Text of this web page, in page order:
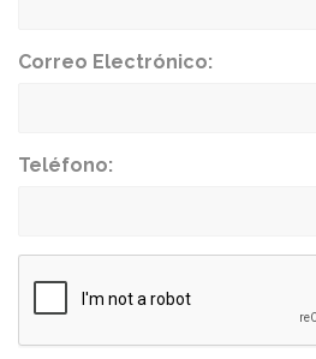
Correo Electrónico:
Teléfono: